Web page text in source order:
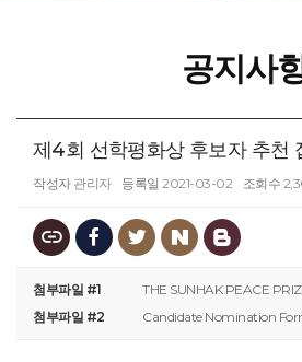
공지사
제4회 선학평화상 후보자 추천
작성자 관리자 등록일 2021-03-02 조회수
첨부파일 #1
THE SUNHAK PEACE
첨부파일 #2
Candidate Nomination